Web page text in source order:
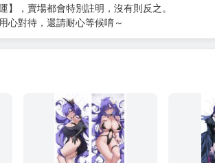
，賣場都會特別註明，沒有則反之。
心對待，還請耐心等候唷～